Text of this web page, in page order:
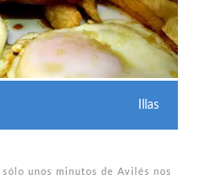
Illas
unos minutos de Avilés nos